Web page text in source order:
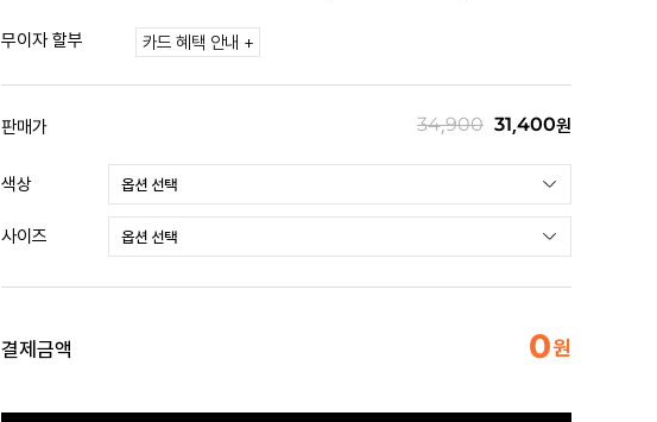
무이자 할부 카드 혜택 안내 +
판매가 34,900 31,400원
색상
사이즈
결제금액 0원